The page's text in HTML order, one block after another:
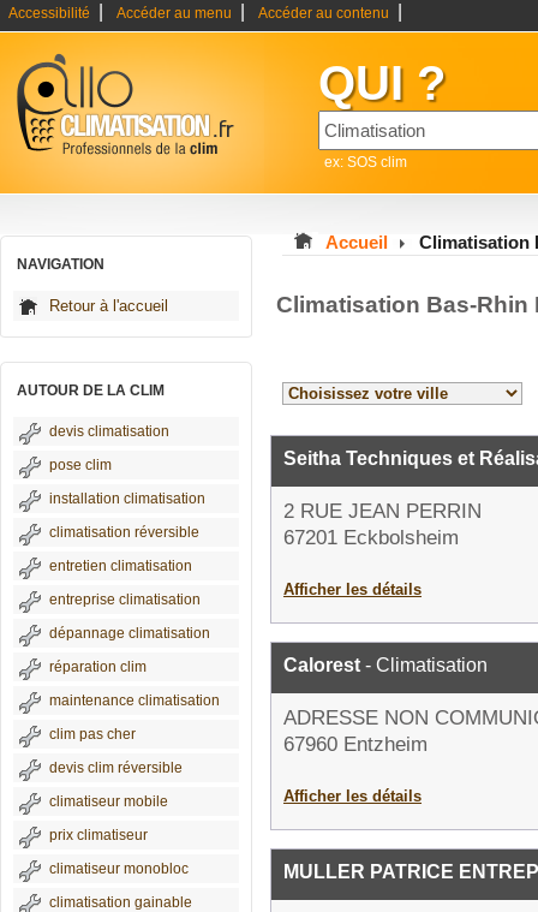
Accessibilité Accéder au menu Accéder au contenu
QUI ?
ex: SOS clim
NAVIGATION
Retour à l'accueil
AUTOUR DE LA CLIM
devis climatisation
pose clim
installation climatisation
climatisation réversible
entretien climatisation
entreprise climatisation
dépannage climatisation
réparation clim
maintenance climatisation
clim pas cher
devis clim réversible
climatiseur mobile
prix climatiseur
climatiseur monobloc
climatisation gainable
Accueil Climatisation
Climatisation Bas-Rhin
Seitha Techniques et
2 RUE JEAN PERRIN
67201 Eckbolsheim
Afficher les détails
Calorest - Climatisation
ADRESSE NON
67960 Entzheim
Afficher les détails
MULLER PATRICE